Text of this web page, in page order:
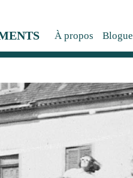
À propos Blogue